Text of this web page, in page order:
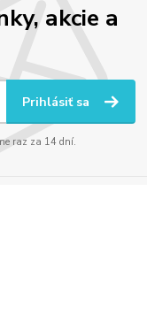
akcie a
Prihlásiť sa
raz za 14 dní.